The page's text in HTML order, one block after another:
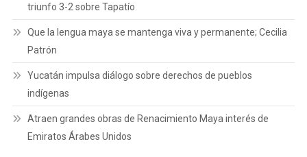
triunfo 3-2 sobre Tapatío
Que la lengua maya se mantenga viva y permanente; Cecilia
Patrón
Yucatán impulsa diálogo sobre derechos de pueblos
indígenas
Atraen grandes obras de Renacimiento Maya interés de
Emiratos Árabes Unidos